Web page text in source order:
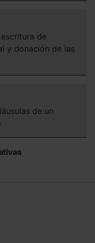
de
y donación de las
de un